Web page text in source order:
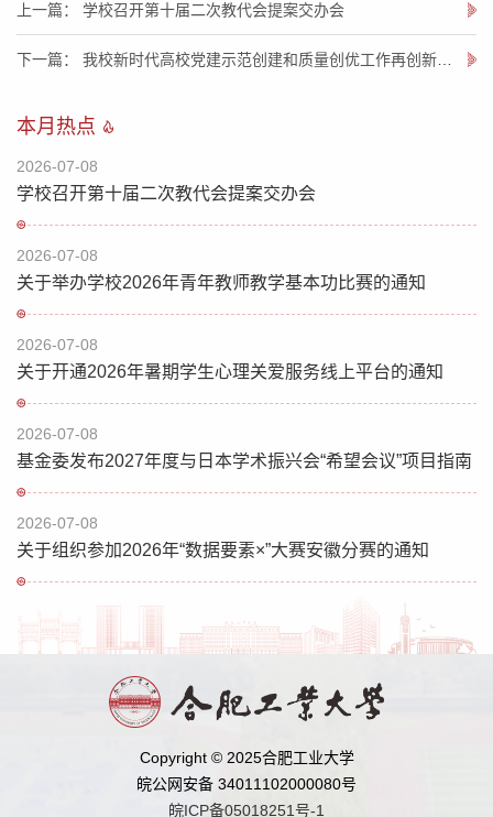
上一篇： 学校召开第十届二次教代会提案交办会
本月热点
2026-07-08
学校召开第十届二次教代会提案交办会
2026-07-08
关于举办学校2026年青年教师教学基本功比赛的通知
2026-07-08
关于开通2026年暑期学生心理关爱服务线上平台的通知
2026-07-08
基金委发布2027年度与日本学术振兴会“希望会议”项目指南
2026-07-08
关于组织参加2026年“数据要素×”大赛安徽分赛的通知
Copyright © 2025合肥工业大学
皖公网安备 34011102000080号
皖ICP备05018251号-1